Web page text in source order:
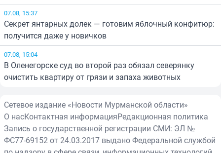
07.08, 15:37
Секрет янтарных долек — готовим яблочный конфитюр:
получится даже у новичков
07.08, 15:04
В Оленегорске суд во второй раз обязал северянку
очистить квартиру от грязи и запаха животных
Сетевое издание «Новости Мурманской области»
О насКонтактная информацияРедакционная политика
Запись о государственной регистрации СМИ: ЭЛ №
ФС77-69152 от 24.03.2017 выдано Федеральной службой